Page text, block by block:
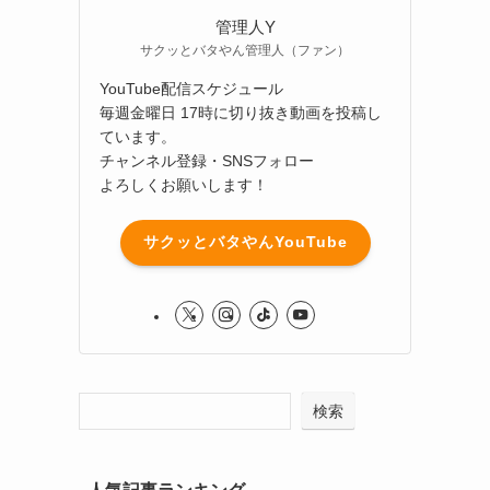
管理人Y
サクッとバタやん管理人（ファン）
YouTube配信スケジュール
毎週金曜日 17時に切り抜き動画を投稿し
ています。
チャンネル登録・SNSフォロー
よろしくお願いします！
サクッとバタやんYouTube
検索